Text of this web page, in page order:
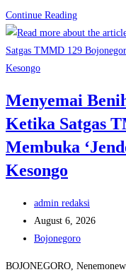
Continue ReadingSentuh
Hati
Generasi
TMMD
129
Bojonegoro
dan
Stunting,
serta
Kesehatan
Reproduksi
Menyemai
Ketika Satgas
Membuka
Kesongo
Post
author:
admin redaksi
Post
published:
August 6, 2026
Post
Bojonegoro
BOJONEGORO,